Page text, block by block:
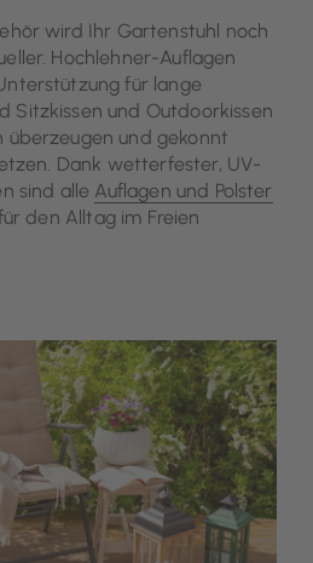
wird Ihr Gartenstuhl noch
Hochlehner-Auflagen
für lange
Sitzkissen und Outdoorkissen
überzeugen und gekonnt
Dank wetterfester, UV-
sind alle Auflagen und Polster
den Alltag im Freien